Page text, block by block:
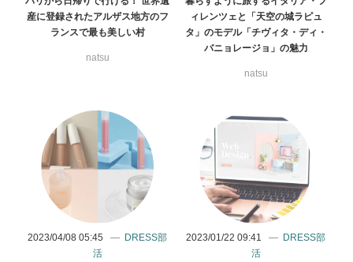
産に登録されたアルザス地方のフ
ランスで最も美しい村
natsu
ィレンツェと「天空の城ラピュ
タ」のモデル「チヴィタ・ディ・
バニョレージョ」の魅力
natsu
2023/04/08 05:45
DRESS部
活
2023/01/22 09:41
DRESS部
活